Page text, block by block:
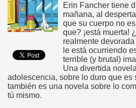
Erin Fancher tiene
mañana, al
que su cuerpo no
que? ¡está muerta!
realmente
le está ocurriendo
terrible (y brutal)
Una divertida
adolescencia, sobre lo duro que es
también es una novela sobre lo
tú mismo.